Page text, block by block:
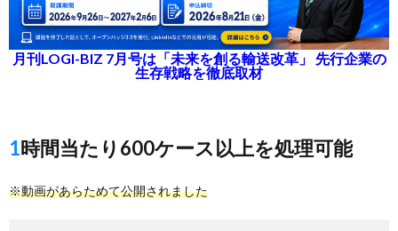
月刊LOGI-BIZ 7月号は「未来を創る輸送改革」 先行企業の
生存戦略を徹底取材
1時間当たり600ケース以上を処理可能
※動画があらためて公開されました